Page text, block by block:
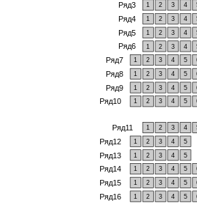
Ряд3
Ряд4
Ряд5
Ряд6
Ряд7
Ряд8
Ряд9
Ряд10
Ряд11
Ряд12
Ряд13
Ряд14
Ряд15
Ряд16
1 2 3 4
1 2 3 4
1 2 3 4
1 2 3 4
1 2 3 4 5
1
2 3 4 5
1 2 3 4 5
1 2 3 4 5
1 2 3 4
1 2 3 4 5
1
2 3 4 5
1 2 3 4 5
1 2 3 4 5
1
2 3 4 5